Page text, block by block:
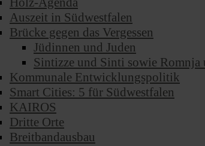
Auszeit in Südwestfalen
Brücke gegen das Vergessen
Jüdinnen und Juden
Sintizze und Sinti sowie Romnja
Kommunale Entwicklungspolitik
Smart Cities: 5 für Südwestfalen
KAIROS
Dritte Orte
Breitbandausbau